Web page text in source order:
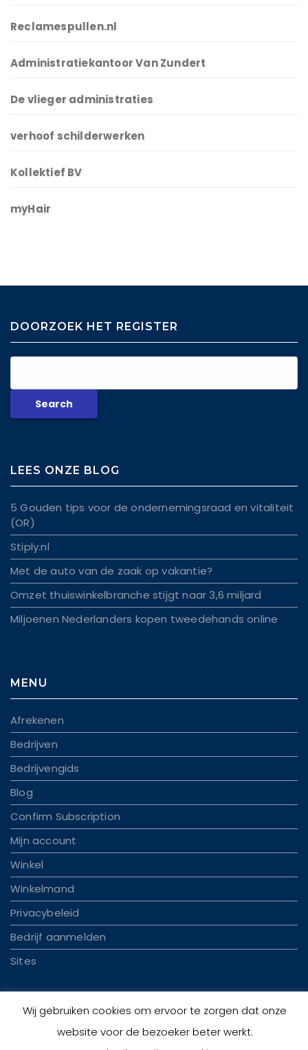
Reclamespullen.nl
Administratiekantoor Van Zundert
De vlieger administraties
verhoof schilderwerken
Kollektief BV
myHair
DOORZOEK HET REGISTER
LEES ONZE BLOG
5 Gouden tips voor de ondernemingsraad en vitaliteit
(OR)
Stiply.nl
Met de auto van de zaak op vakantie?
Omzet thuiswinkelbranche stijgt naar 3,6 miljard
Miljoenen Nederlanders kopen tweedehands online
MENU
Afrekenen
Bedrijven
Bedrijvengids
Blog
Confirm Subscription
Mijn account
Winkel
Winkelmand
Privacybeleid
Bedrijf aanmelden
Sites
Wij gebruiken cookies om ervoor te zorgen dat onze
website voor de bezoeker beter werkt.